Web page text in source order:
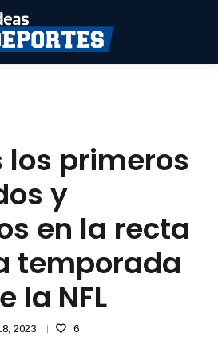
los primeros
y
en la recta
temporada
la NFL
2023 6